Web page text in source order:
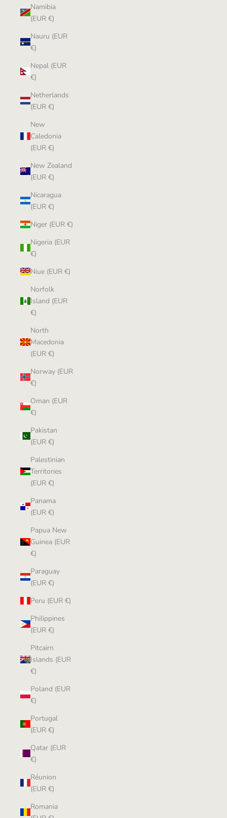
Namibia
(EUR €)
Nauru (EUR
€)
Nepal (EUR
€)
Netherlands
(EUR €)
New
Caledonia
(EUR €)
New Zealand
(EUR €)
Nicaragua
(EUR €)
Niger (EUR €)
Nigeria (EUR
€)
Niue (EUR €)
Norfolk
Island (EUR
€)
North
Macedonia
(EUR €)
Norway (EUR
€)
Oman (EUR
€)
Pakistan
(EUR €)
Palestinian
Territories
(EUR €)
Panama
(EUR €)
Papua New
Guinea (EUR
€)
Paraguay
(EUR €)
Peru (EUR €)
Philippines
(EUR €)
Pitcairn
Islands (EUR
€)
Poland (EUR
€)
Portugal
(EUR €)
Qatar (EUR
€)
Réunion
(EUR €)
Romania